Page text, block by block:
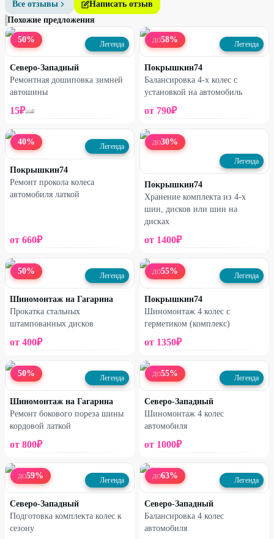
колесо.
При работе с пикапами, фургонами и внедорожниками на
грязевых шинах стоимость увеличивается на 40% к стоимости
категории «Джипы и внедорожники».
Бонусы
Дополнительная скидка 10% к итоговой стоимости при оплате
наличными.
Все отзывы
Написать отзыв
Похожие предложения
50% Легенда
Северо-Западный
Ремонтная дошиповка зимней
автошины
15₽30₽
ДО58% Легенда
Покрышкин74
Балансировка 4-х колес с
установкой на автомобиль
от 790₽
40% Легенда
Покрышкин74
Ремонт прокола колеса
автомобиля латкой
от 660₽
ДО30%
Легенда
Покрышкин74
Хранение комплекта из 4-х
шин, дисков или шин на
дисках
от 1400₽
50% Легенда
Шиномонтаж на Гагарина
Прокатка стальных
штампованных дисков
от 400₽
ДО55% Легенда
Покрышкин74
Шиномонтаж 4 колес с
герметиком (комплекс)
от 1350₽
50% Легенда
Шиномонтаж на Гагарина
Ремонт бокового пореза шины
кордовой латкой
от 800₽
ДО55% Легенда
Северо-Западный
Шиномонтаж 4 колес
автомобиля
от 1000₽
ДО59% Легенда
Северо-Западный
Подготовка комплекта колес к
сезону
ДО63% Легенда
Северо-Западный
Балансировка 4 колес
автомобиля